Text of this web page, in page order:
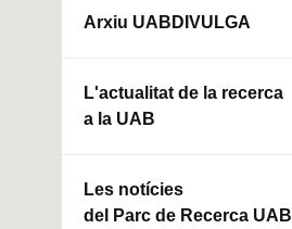
Arxiu UABDIVULGA
L'actualitat de la recerca
a la UAB
Les notícies
del Parc de Recerca UAB